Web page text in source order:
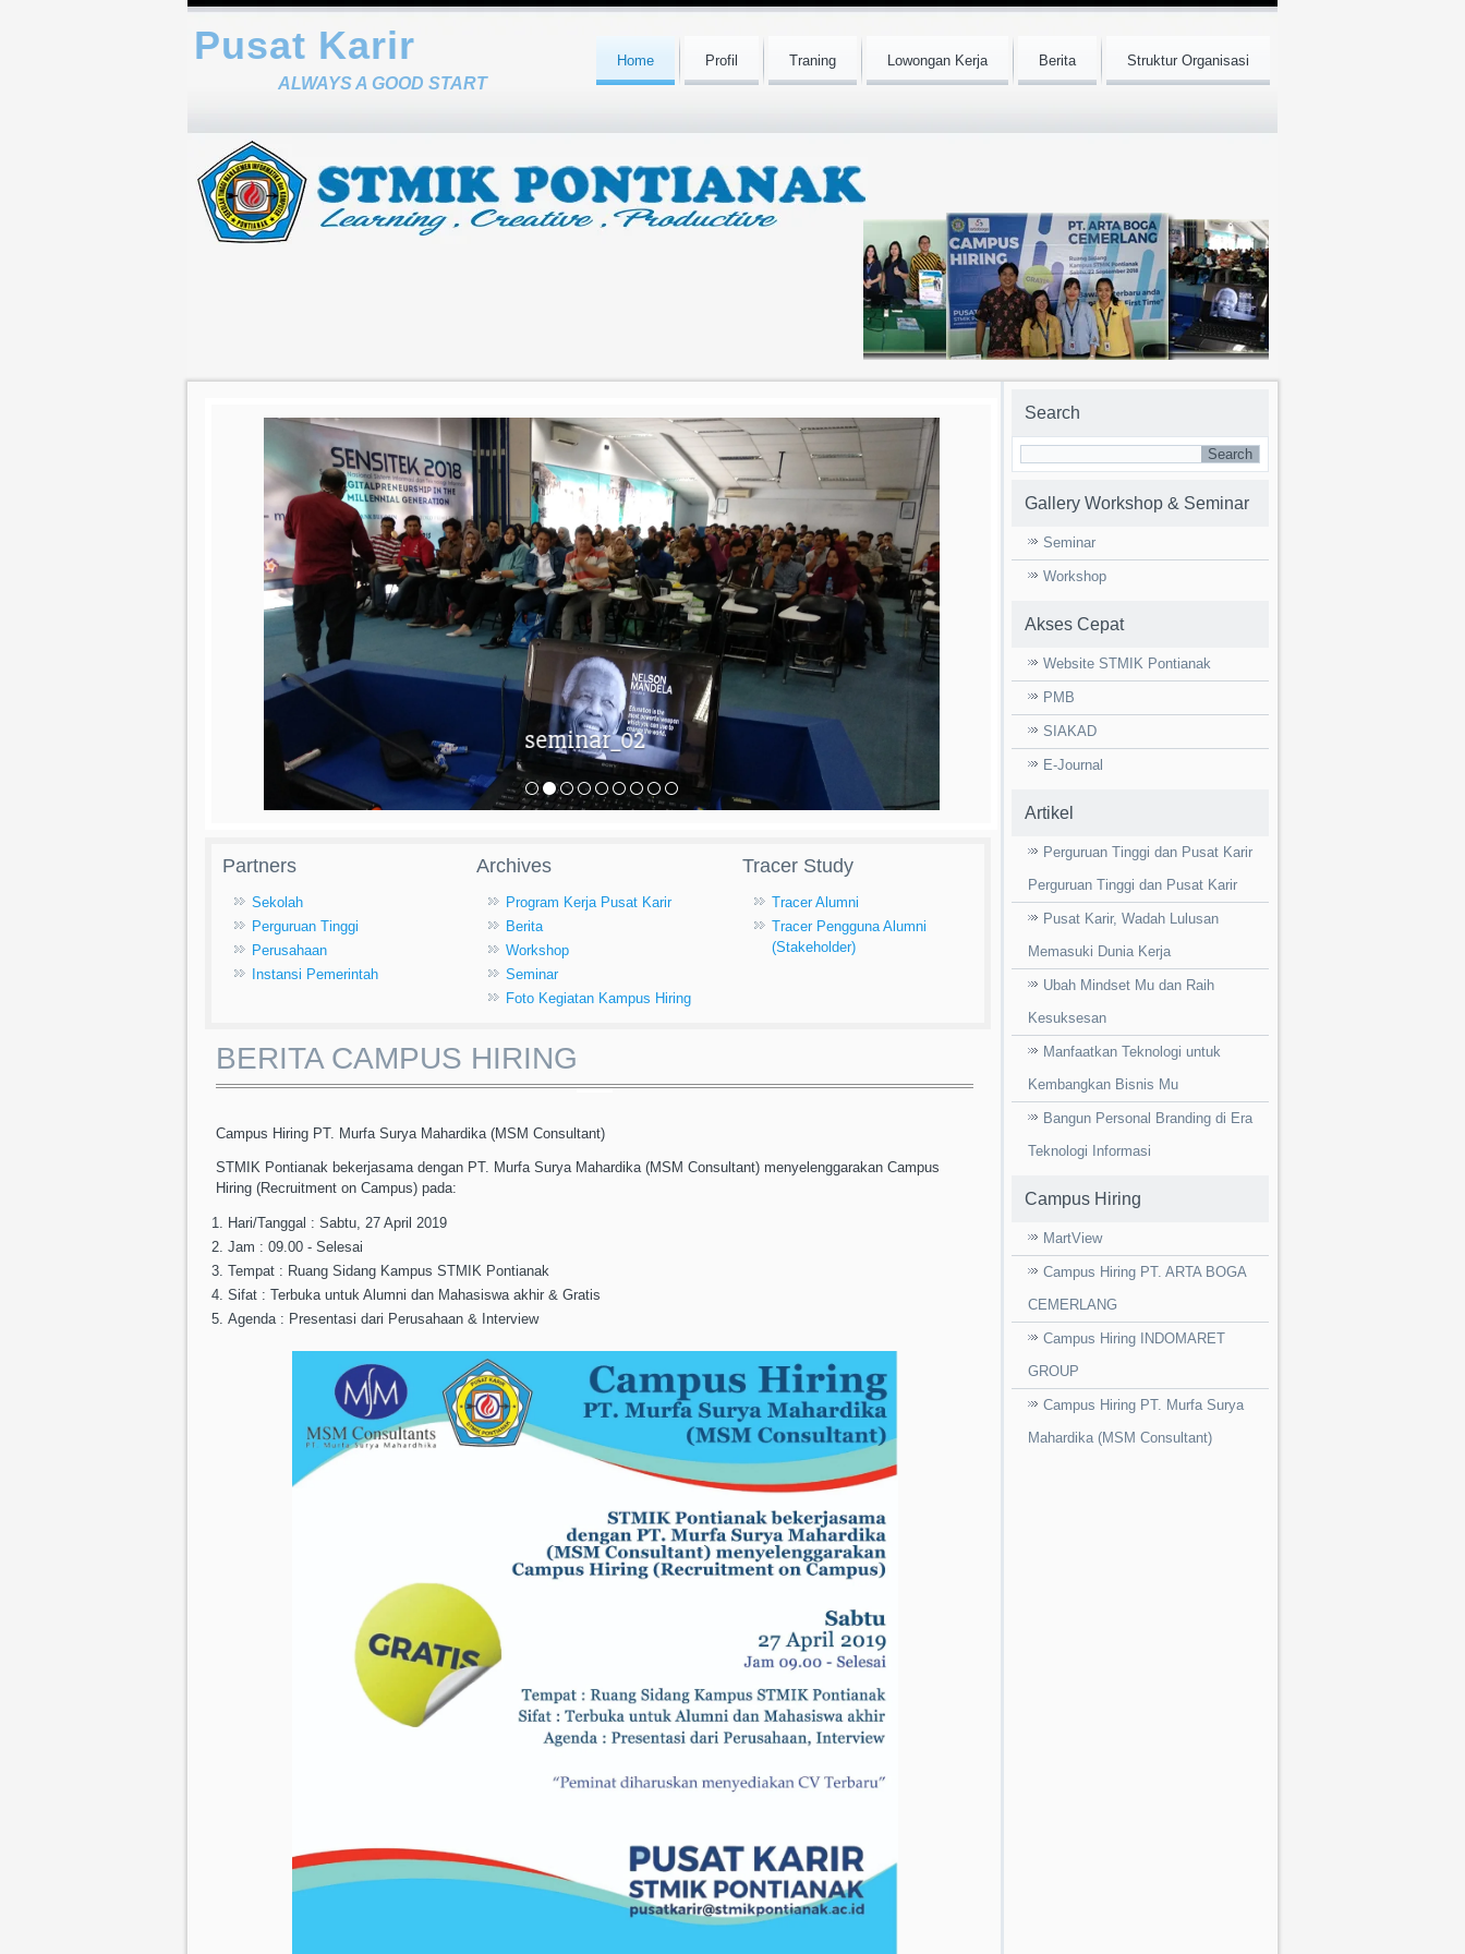
Pusat Karir
ALWAYS A GOOD START
Home Profil Traning Lowongan Kerja Berita Struktur Organisasi
seminar_02
Partners
Sekolah
Perguruan Tinggi
Perusahaan
Instansi Pemerintah
Archives
Program Kerja Pusat Karir
Berita
Workshop
Seminar
Foto Kegiatan Kampus Hiring
Tracer Study
Tracer Alumni
Tracer Pengguna Alumni
(Stakeholder)
BERITA CAMPUS HIRING
Campus Hiring PT. Murfa Surya Mahardika (MSM Consultant)
STMIK Pontianak bekerjasama dengan PT. Murfa Surya Mahardika (MSM Consultant) menyelenggarakan Campus
Hiring (Recruitment on Campus) pada:
Hari/Tanggal : Sabtu, 27 April 2019
Jam : 09.00 - Selesai
Tempat : Ruang Sidang Kampus STMIK Pontianak
Sifat : Terbuka untuk Alumni dan Mahasiswa akhir & Gratis
Agenda : Presentasi dari Perusahaan & Interview
Search
Gallery Workshop & Seminar
Seminar
Workshop
Akses Cepat
Website STMIK Pontianak
PMB
SIAKAD
E-Journal
Artikel
Perguruan Tinggi dan Pusat Karir
Perguruan Tinggi dan Pusat Karir
Pusat Karir, Wadah Lulusan
Memasuki Dunia Kerja
Ubah Mindset Mu dan Raih
Kesuksesan
Manfaatkan Teknologi untuk
Kembangkan Bisnis Mu
Bangun Personal Branding di Era
Teknologi Informasi
Campus Hiring
MartView
Campus Hiring PT. ARTA BOGA
CEMERLANG
Campus Hiring INDOMARET
GROUP
Campus Hiring PT. Murfa Surya
Mahardika (MSM Consultant)